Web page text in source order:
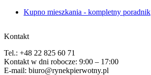
Kupno mieszkania - kompletny poradnik
Kontakt
Tel.: +48 22 825 60 71
Kontakt w dni robocze: 9:00 – 17:00
E-mail: biuro@rynekpierwotny.pl